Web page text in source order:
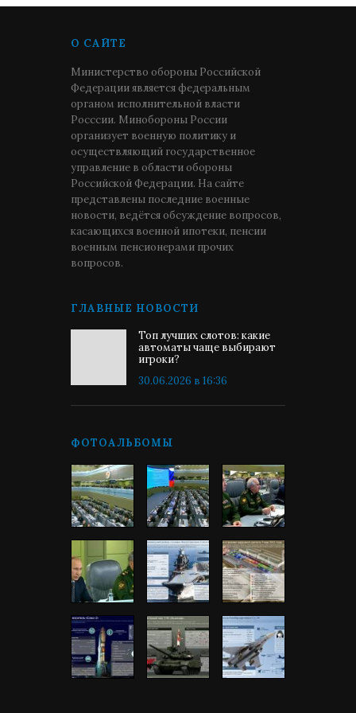
содержание,
досуговая составляющая
без излишеств, но отвечает
всем необходимым
требованиям. Технология и
качество приготовления
диетического питания, по
мнению отдыхающих,
заслуживают отдельных
похвал.
О САЙТЕ
Министерство обороны Российской
Федерации является федеральным
органом исполнительной власти
Росссии. Минобороны России
организует военную политику и
осуществляющий государственное
управление в области обороны
Российской Федерации. На сайте
представлены последние военные
новости, ведётся обсуждение вопросов,
касающихся военной ипотеки, пенсии
военным пенсионерами прочих
вопросов.
ГЛАВНЫЕ НОВОСТИ
Топ лучших слотов: какие
автоматы чаще выбирают
игроки?
30.06.2026 в 16:36
ФОТОАЛЬБОМЫ